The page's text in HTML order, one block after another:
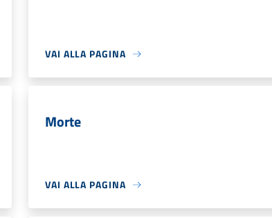
VAI ALLA PAGINA
Morte
VAI ALLA PAGINA